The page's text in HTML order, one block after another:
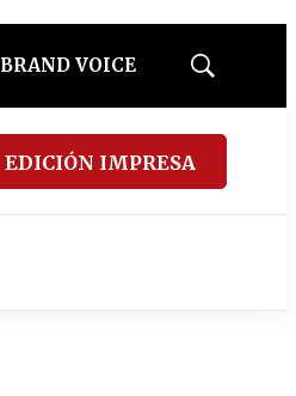
BRAND VOICE
Mostrar
EDICIÓN IMPRESA